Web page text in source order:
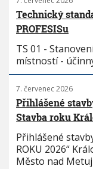
Technický
PROFESISu
TS 01 -
místností -
7. červenec 2026
Přihlášené
Stavba roku
Přihlášené
ROKU 2026“
Město nad